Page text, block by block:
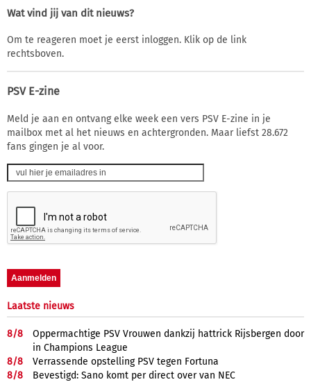
Wat vind jij van dit nieuws?
Om te reageren moet je eerst inloggen. Klik op de link
rechtsboven.
PSV E-zine
Meld je aan en ontvang elke week een vers PSV E-zine in je
mailbox met al het nieuws en achtergronden. Maar liefst 28.672
fans gingen je al voor.
Laatste nieuws
8/8
Oppermachtige PSV Vrouwen dankzij hattrick Rijsbergen door
in Champions League
8/8
Verrassende opstelling PSV tegen Fortuna
8/8
Bevestigd: Sano komt per direct over van NEC